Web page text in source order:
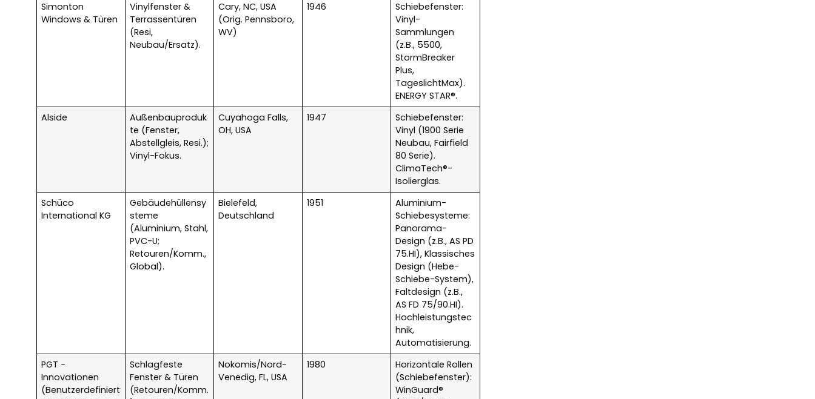
Simonton
Windows & Türen
Vinylfenster &
Terrassentüren
(Resi,
Neubau/Ersatz).
Cary, NC, USA
(Orig. Pennsboro,
WV)
1946
Schiebefenster:
Vinyl-
Sammlungen
(z.B., 5500,
StormBreaker
Plus,
TageslichtMax).
ENERGY STAR®.
Alside
Außenbauproduk
te (Fenster,
Abstellgleis, Resi.);
Vinyl-Fokus.
Cuyahoga Falls,
OH, USA
1947
Schiebefenster:
Vinyl (1900 Serie
Neubau, Fairfield
80 Serie).
ClimaTech®-
Isolierglas.
Schüco
International KG
Gebäudehüllensy
steme
(Aluminium, Stahl,
PVC-U;
Retouren/Komm.,
Global).
Bielefeld,
Deutschland
1951
Aluminium-
Schiebesysteme:
Panorama-
Design (z.B., AS PD
75.HI), Klassisches
Design (Hebe-
Schiebe-System),
Faltdesign (z.B.,
AS FD 75/90.HI).
Hochleistungstec
hnik,
Automatisierung.
PGT -
Innovationen
(Benutzerdefiniert
Schlagfeste
Fenster & Türen
(Retouren/Komm.
Nokomis/Nord-
Venedig, FL, USA
1980
Horizontale Rollen
(Schiebefenster):
WinGuard®